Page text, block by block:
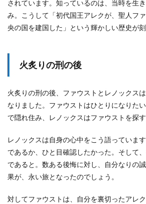
されています。知っているのは、当時を生
み。こうして「初代国王アレクが、聖人フ
央の国を建国した」という輝かしい歴史が刻
火炙りの刑の後
火炙りの刑の後、ファウストとレノックス
なりました。ファウストはひとりになりた
で隠れ住み、レノックスはファウストを探す
レノックスは自身の心中をこう語っていま
であるか、ひと目確認したかった。そして
であると。数ある後悔に対し、自分なりの
果が、永い旅となったのでしょう。
対してファウストは、自分を裏切ったアレ